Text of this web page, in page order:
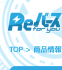
TOP 商品情報